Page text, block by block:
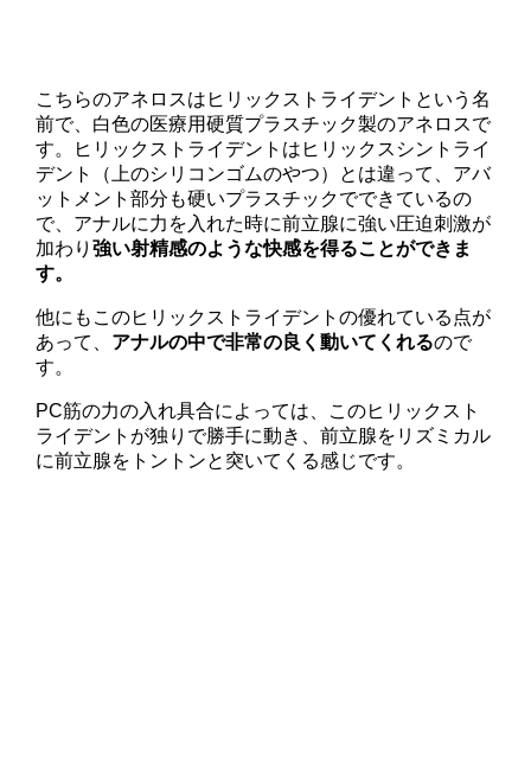
こちらのアネロスはヒリックストライデントという名
前で、白色の医療用硬質プラスチック製のアネロスで
す。ヒリックストライデントはヒリックスシントライ
デント（上のシリコンゴムのやつ）とは違って、アバ
ットメント部分も硬いプラスチックでできているの
で、アナルに力を入れた時に前立腺に強い圧迫刺激が
加わり強い射精感のような快感を得ることができま
す。
他にもこのヒリックストライデントの優れている点が
あって、 アナルの中で非常の良く動いてくれるので
す。
PC筋の力の入れ具合によっては、このヒリックスト
ライデントが独りで勝手に動き、前立腺をリズミカル
に前立腺をトントンと突いてくる感じです。